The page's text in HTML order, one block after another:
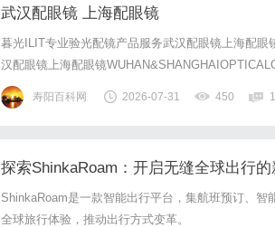
武汉配眼镜 上海配眼镜
暮光ILIT专业验光配镜产品服务武汉配眼镜上海配
汉配眼镜上海配眼镜
写字楼眼镜店直营品牌，现于武汉与上海设有4家门
基础，全场镜片40%-60%优惠，兼顾高专业度与高性
寿阳百科网 2026-07-31 450
探索ShinkaRoam：开启无缝全球出行的
ShinkaRoam是一款智能出行平台，集航班预订、
全球旅行体验，推动出行方式变革。